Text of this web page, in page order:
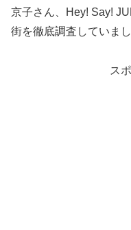
京子さん、Hey! Say!
街を徹底調査していまし
ス